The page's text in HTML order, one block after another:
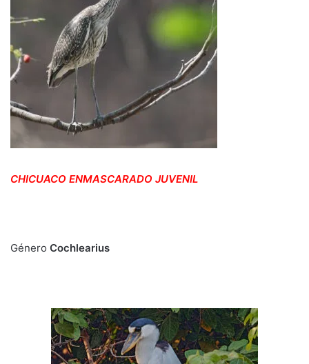
CHICUACO ENMASCARADO JUVENIL
Género Cochlearius